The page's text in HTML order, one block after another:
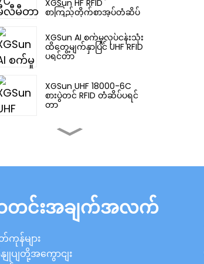
XGSun HF RFID
စာကြည့်တိုက်စာအုပ်တံဆိပ်
XGSun AI စက်မှုလုပ်ငန်းသုံး
ထိတွေ့မျက်နှာပြင် UHF RFID
ပရင်တာ
XGSun UHF 18000-6C
စားပွဲတင် RFID တံဆိပ်ပရင်
တာ
XGSun စက်မှုလုပ်ငန်းသုံး
(ETSI) RFID သတ္တုပေါ်တွင်
တံဆိပ်
တပ်ဆင်တံဆိပ်များ
င်းအချက်အလက်
န်များ
ျုပျတို့အကွောငျး